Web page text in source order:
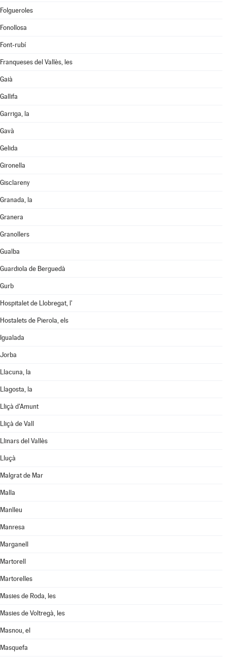
Folgueroles
Fonollosa
Font-rubí
Franqueses del Vallès, les
Gaià
Gallifa
Garriga, la
Gavà
Gelida
Gironella
Gisclareny
Granada, la
Granera
Granollers
Gualba
Guardiola de Berguedà
Gurb
Hospitalet de Llobregat, l'
Hostalets de Pierola, els
Igualada
Jorba
Llacuna, la
Llagosta, la
Lliçà d'Amunt
Lliçà de Vall
Llinars del Vallès
Lluçà
Malgrat de Mar
Malla
Manlleu
Manresa
Marganell
Martorell
Martorelles
Masies de Roda, les
Masies de Voltregà, les
Masnou, el
Masquefa